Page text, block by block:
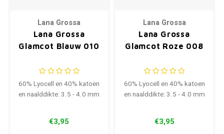
Lana Grossa
Lana Grossa
Glamcot Blauw 010
60% Lyocell en 40% katoen
en naalddikte: 3.5 - 4.0 mm
€3,95
Lana Grossa
Lana Grossa
Glamcot Roze 008
60% Lyocell en 40% katoen
en naalddikte: 3.5 - 4.0 mm
€3,95